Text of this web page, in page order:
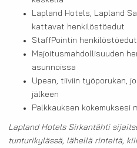
Lapland Hotels, Lapland
kattavat henkilöstöedut
StaffPointin henkilöstöedut
Majoitusmahdollisuuden
asunnoissa
Upean, tiiviin työporukan,
jälkeen
Palkkauksen kokemuksesi
Lapland Hotels Sirkantähti
tunturikylässä, lähellä rinteitä,